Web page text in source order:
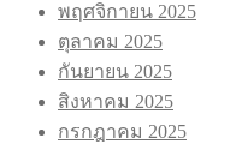
พฤศจิกายน 2025
ตุลาคม 2025
กันยายน 2025
สิงหาคม 2025
กรกฎาคม 2025